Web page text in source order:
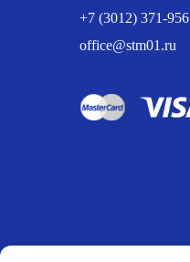
+7 (3012) 371-956
office@stm01.ru